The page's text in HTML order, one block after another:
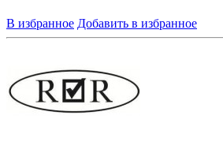
В избранное Добавить в избранное